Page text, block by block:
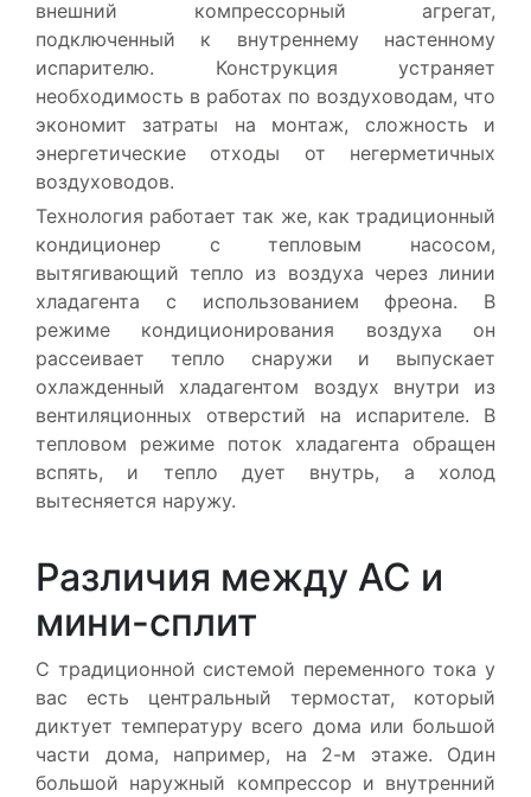
внешний компрессорный агрегат,
подключенный к внутреннему настенному
испарителю. Конструкция устраняет
необходимость в работах по воздуховодам, что
экономит затраты на монтаж, сложность и
энергетические отходы от негерметичных
воздуховодов.
Технология работает так же, как традиционный
кондиционер с тепловым насосом,
вытягивающий тепло из воздуха через линии
хладагента с использованием фреона. В
режиме кондиционирования воздуха он
рассеивает тепло снаружи и выпускает
охлажденный хладагентом воздух внутри из
вентиляционных отверстий на испарителе. В
тепловом режиме поток хладагента обращен
вспять, и тепло дует внутрь, а холод
вытесняется наружу.
Различия между AC и
мини-сплит
С традиционной системой переменного тока у
вас есть центральный термостат, который
диктует температуру всего дома или большой
части дома, например, на 2-м этаже. Один
большой наружный компрессор и внутренний